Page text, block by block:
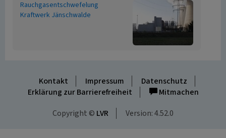
Rauchgasentschwefelung
Kraftwerk Jänschwalde
Kontakt Impressum
Datenschutz
Erklärung zur Barrierefreiheit
Mitmachen
Copyright © LVR Version: 4.52.0